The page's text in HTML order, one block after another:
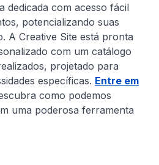
dedicada com acesso fácil
potencializando suas
A Creative Site está pronta
com um catálogo
projetado para
específicas. Entre em
como podemos
uma poderosa ferramenta